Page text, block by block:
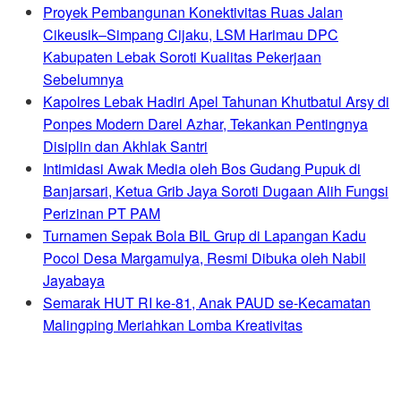
Proyek Pembangunan Konektivitas Ruas Jalan
Cikeusik–Simpang Cijaku, LSM Harimau DPC
Kabupaten Lebak Soroti Kualitas Pekerjaan
Sebelumnya
Kapolres Lebak Hadiri Apel Tahunan Khutbatul Arsy di
Ponpes Modern Darel Azhar, Tekankan Pentingnya
Disiplin dan Akhlak Santri
Intimidasi Awak Media oleh Bos Gudang Pupuk di
Banjarsari, Ketua Grib Jaya Soroti Dugaan Alih Fungsi
Perizinan PT PAM
Turnamen Sepak Bola BIL Grup di Lapangan Kadu
Pocol Desa Margamulya, Resmi Dibuka oleh Nabil
Jayabaya
Semarak HUT RI ke-81, Anak PAUD se-Kecamatan
Malingping Meriahkan Lomba Kreativitas